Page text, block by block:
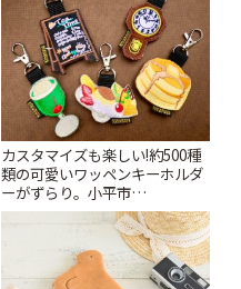
カスタマイズも楽しい!約500種
類の可愛いワッペンキーホルダ
ーがずらり。小平市
「Kimamaya T&K」 | ことりっ